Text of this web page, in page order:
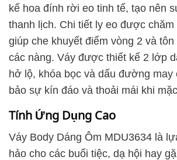
kế hoa đính rời eo tinh tế, tạo nên
thanh lịch. Chi tiết ly eo được
giúp che khuyết điểm vòng 2 và
các nàng. Váy được thiết kế 2 lớp
hở lộ, khóa bọc và dấu đường may
bảo sự kín đáo và thoải mái khi
Tính Ứng Dụng Cao
Váy Body Dáng Ôm MDU3634 là
hảo cho các buổi tiệc, dạ hội hay